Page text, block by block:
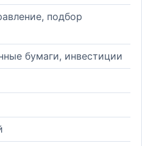
подбор
бумаги, инвестиции